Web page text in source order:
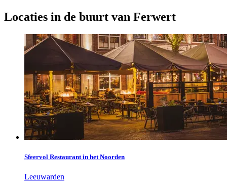
Locaties in de buurt van Ferwert
Sfeervol Restaurant in het Noorden
Leeuwarden